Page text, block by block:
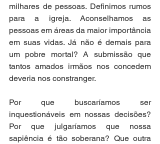
milhares de pessoas. Definimos rumos
para a igreja. Aconselhamos as
pessoas em áreas da maior importância
em suas vidas. Já não é demais para
um pobre mortal? A submissão que
tantos amados irmãos nos concedem
deveria nos constranger.
Por que buscaríamos ser
inquestionáveis em nossas decisões?
Por que julgaríamos que nossa
sapiência é tão soberana? Que outra